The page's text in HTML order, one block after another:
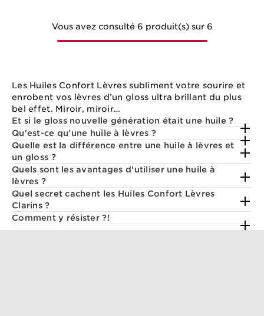
Vous avez consulté 6 produit(s) sur 6
Les Huiles Confort Lèvres subliment votre sourire et
enrobent vos lèvres d’un gloss ultra brillant du plus
bel effet. Miroir, miroir…
Et si le gloss nouvelle génération était une huile ?
Qu'est-ce qu'une huile à lèvres ?
Quelle est la différence entre une huile à lèvres et
un gloss ?
Quels sont les avantages d'utiliser une huile à
lèvres ?
Quel secret cachent les Huiles Confort Lèvres
Clarins ?
Comment y résister ?!